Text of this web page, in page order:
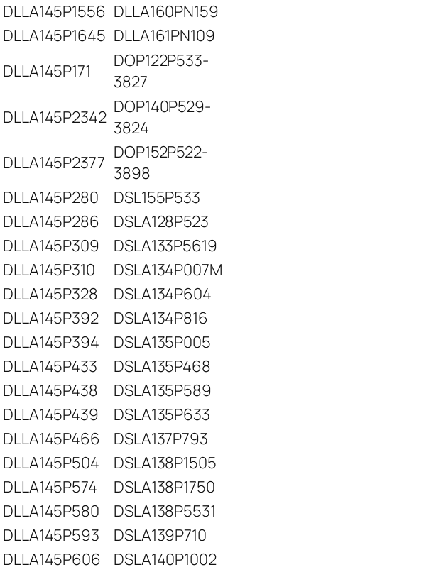
DLLA145P1556 DLLA160PN159
DLLA145P1645 DLLA161PN109
DLLA145P171
DOP122P533-
3827
DLLA145P2342 DOP140P529-
3824
DLLA145P2377 DOP152P522-
3898
DLLA145P280
DSL155P533
DLLA145P286
DSLA128P523
DLLA145P309
DSLA133P5619
DLLA145P310
DSLA134P007M
DLLA145P328
DSLA134P604
DLLA145P392
DSLA134P816
DLLA145P394
DSLA135P005
DLLA145P433
DSLA135P468
DLLA145P438
DSLA135P589
DLLA145P439
DSLA135P633
DLLA145P466
DSLA137P793
DLLA145P504
DSLA138P1505
DLLA145P574
DSLA138P1750
DLLA145P580
DSLA138P5531
DLLA145P593
DSLA139P710
DLLA145P606
DSLA140P1002